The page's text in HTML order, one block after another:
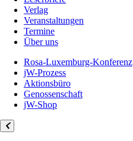
Verlag
Veranstaltungen
Termine
Über uns
Rosa-Luxemburg-Konferenz
jW-Prozess
Aktionsbüro
Genossenschaft
jW-Shop